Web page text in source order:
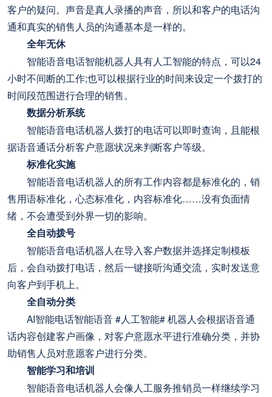
客户的疑问。声音是真人录播的声音，所以和客户的电话沟
通和真实的销售人员的沟通基本是一样的。
全年无休
智能语音电话智能机器人具有人工智能的特点，可以24
小时不间断的工作;也可以根据行业的时间来设定一个拨打的
时间段范围进行合理的销售。
数据分析系统
智能语音电话机器人拨打的电话可以即时查询，且能根
据语音通话分析客户意愿状况来判断客户等级。
标准化实施
智能语音电话机器人的所有工作内容都是标准化的，销
售用语标准化，心态标准化，内容标准化……没有负面情
绪，不会遭受到外界一切的影响。
全自动拨号
智能语音电话机器人在导入客户数据并选择定制模板
后，会自动拨打电话，然后一键接听沟通交流，实时发送意
向客户到手机上。
全自动分类
AI智能电话智能语音 #人工智能# 机器人会根据语音通
话内容创建客户画像，对客户意愿水平进行准确分类，并协
助销售人员对意愿客户进行分类。
智能学习和培训
智能语音电话机器人会像人工服务推销员一样继续学习